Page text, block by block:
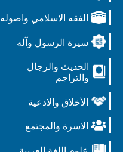
الفقه الاسلامي واصوله
سيرة الرسول وآله
الحديث والرجال
والتراجم
الأخلاق والادعية
الاسرة والمجتمع